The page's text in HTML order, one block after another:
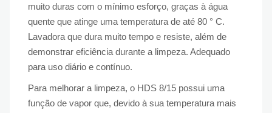
muito duras com o mínimo esforço, graças à água
quente que atinge uma temperatura de até 80 ° C.
Lavadora que dura muito tempo e resiste, além de
demonstrar eficiência durante a limpeza. Adequado
para uso diário e contínuo.
Para melhorar a limpeza, o HDS 8/15 possui uma
função de vapor que, devido à sua temperatura mais